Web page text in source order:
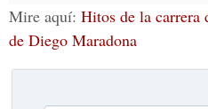
Mire aquí: Hitos de la
de Diego Maradona